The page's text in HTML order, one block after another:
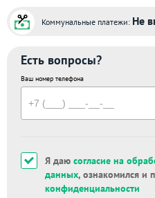
Коммунальные платежи: Не
Есть вопросы?
Ваш номер телефона
Я даю согласие на
данных, ознакомился и
конфиденциальности